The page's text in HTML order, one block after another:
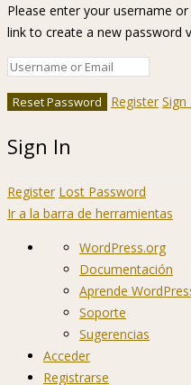
Please enter your username
link to create a new password
Register Sign
Sign In
Register Lost Password
Ir a la barra de herramientas
Acerca
WordPress
WordPress.org
Documentación
Aprende
Soporte
Sugerencias
Acceder
Registrarse